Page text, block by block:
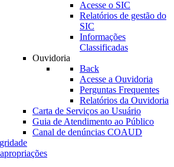
Acesse o SIC
Relatórios de gestão do
SIC
Informações
Classificadas
Ouvidoria
Back
Acesse a Ouvidoria
Perguntas Frequentes
Relatórios da Ouvidoria
Carta de Serviços ao Usuário
Guia de Atendimento ao Público
Canal de denúncias COAUD